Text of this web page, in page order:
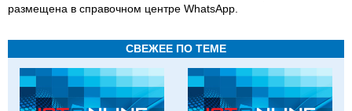
размещена в справочном центре WhatsApp.
СВЕЖЕЕ ПО ТЕМЕ